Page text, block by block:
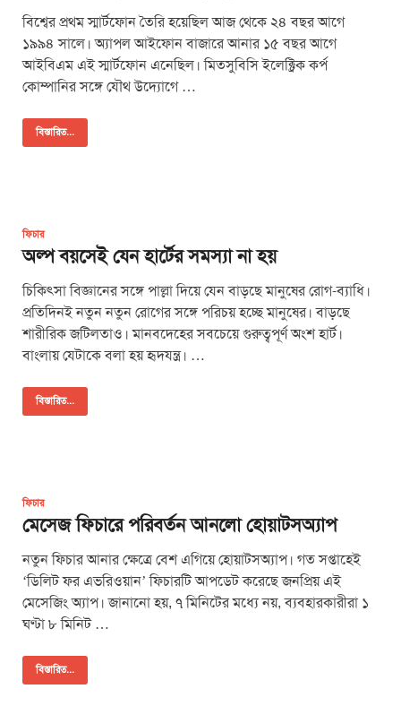
বিশ্বের প্রথম স্মার্টফোন তৈরি হয়েছিল আজ থেকে ২৪ বছর আগে
১৯৯৪ সালে। অ্যাপল আইফোন বাজারে আনার ১৫ বছর আগে
আইবিএম এই স্মার্টফোন এনেছিল। মিতসুবিসি ইলেক্ট্রিক কর্প
কোম্পানির সঙ্গে যৌথ উদ্যোগে …
বিস্তারিত...
ফিচার
অল্প বয়সেই যেন হার্টের সমস্যা না হয়
চিকিৎসা বিজ্ঞানের সঙ্গে পাল্লা দিয়ে যেন বাড়ছে মানুষের রোগ-ব্যাধি।
প্রতিদিনই নতুন নতুন রোগের সঙ্গে পরিচয় হচ্ছে মানুষের। বাড়ছে
শারীরিক জটিলতাও। মানবদেহের সবচেয়ে গুরুত্বপূর্ণ অংশ হার্ট।
বাংলায় যেটাকে বলা হয় হৃদযন্ত্র। …
বিস্তারিত...
ফিচার
মেসেজ ফিচারে পরিবর্তন আনলো হোয়াটসঅ্যাপ
নতুন ফিচার আনার ক্ষেত্রে বেশ এগিয়ে হোয়াটসঅ্যাপ। গত সপ্তাহেই
‘ডিলিট ফর এভরিওয়ান’ ফিচারটি আপডেট করেছে জনপ্রিয় এই
মেসেজিং অ্যাপ। জানানো হয়, ৭ মিনিটের মধ্যে নয়, ব্যবহারকারীরা ১
ঘণ্টা ৮ মিনিট …
বিস্তারিত...